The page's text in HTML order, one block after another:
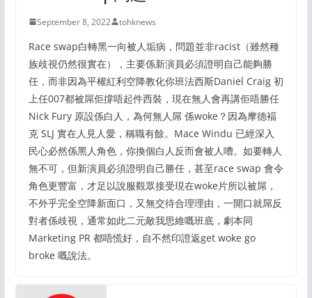
September 8, 2022 tohknews
Race swap白轉黑一向被人垢病，問題並非racist（雖然種
族歧視仍然很實在），主要係新演員必須證明自己能夠勝
任，而非因為平權紅利空降教化你班法西斯Daniel Craig 初
上任007都被屌佢撐唔起件西裝，現在無人會再講佢唔勝任
Nick Fury 原設係白人，為何無人屌 係woke？因為摩德褔
克 SLJ 實在人見人愛，稱職有餘。Mace Windu 已經深入
民心必然係黑人角色，你換個白人反而會被人嘈。如要轉人
無不可，但新演員必須證明自己勝任，甚至race swap 會令
角色更豐富，才足以說服觀眾接受現在woke片所以被屌，
不外乎完全空降新面口，又無交待合理理由，一開口就屌反
對者係歧視，通常如此二元敵我思維嘅班底，劇本同
Marketing PR 都唔慌好，自不然印證返get woke go
broke 嘅說法。